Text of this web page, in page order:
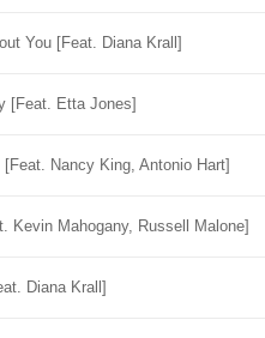
You [Feat. Diana Krall]
[Feat. Etta Jones]
[Feat. Nancy King, Antonio Hart]
Kevin Mahogany, Russell Malone]
Diana Krall]